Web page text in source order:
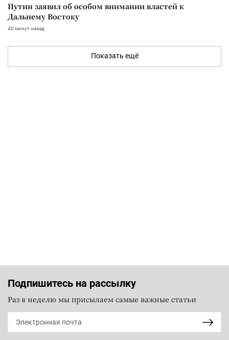
Путин заявил об особом внимании властей к
Дальнему Востоку
40 минут назад
Показать ещё
Подпишитесь на рассылку
Раз в неделю мы присылаем самые важные статьи